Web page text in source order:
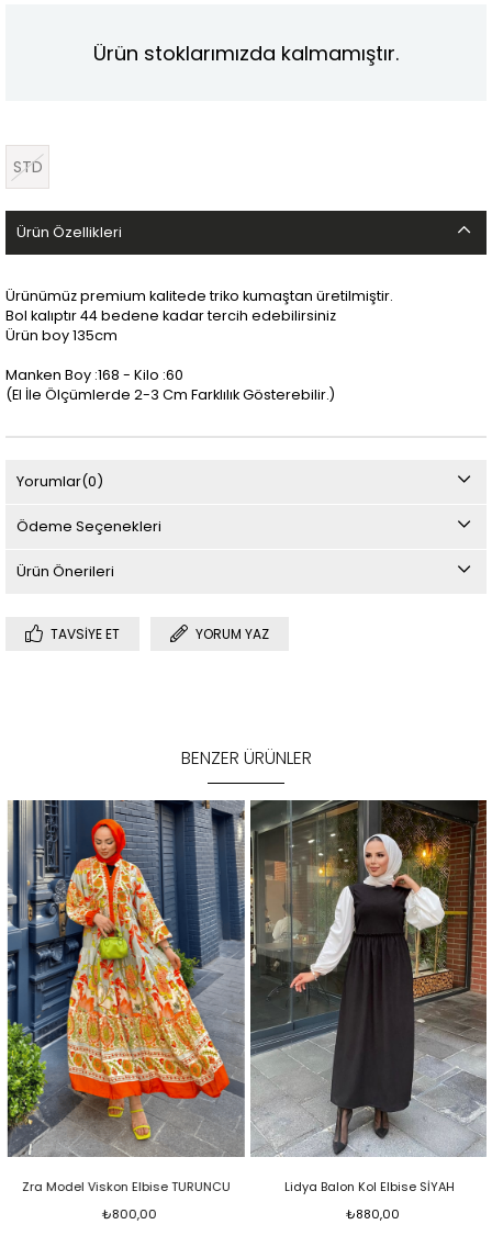
Ürün stoklarımızda kalmamıştır.
STD
Ürün Özellikleri
Ürünümüz premium kalitede triko kumaştan üretilmiştir.
Bol kalıptır 44 bedene kadar tercih edebilirsiniz
Ürün boy 135cm
Manken Boy :168 - Kilo :60
(El İle Ölçümlerde 2-3 Cm Farklılık Gösterebilir.)
Yorumlar(0)
Ödeme Seçenekleri
Ürün Önerileri
TAVSIYE ET YORUM YAZ
BENZER ÜRÜNLER
Zra Model Viskon Elbise TURUNCU
₺800,00
Lidya Balon Kol Elbise SİYAH
₺880,00